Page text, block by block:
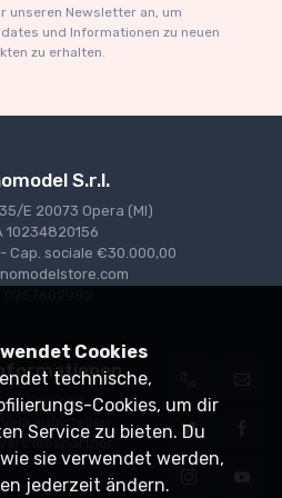
unseren Newsletter an, um
und Informationen zu neuen
zu erhalten.
S.r.l.
E 20073 Opera (MI)
10234820156
- Cap. sociale €30.000,00
Versand
Verkaufsstellen
Cookies
technische,
Cookies, um dir
Service zu bieten. Du
sie verwendet werden,
jederzeit ändern.